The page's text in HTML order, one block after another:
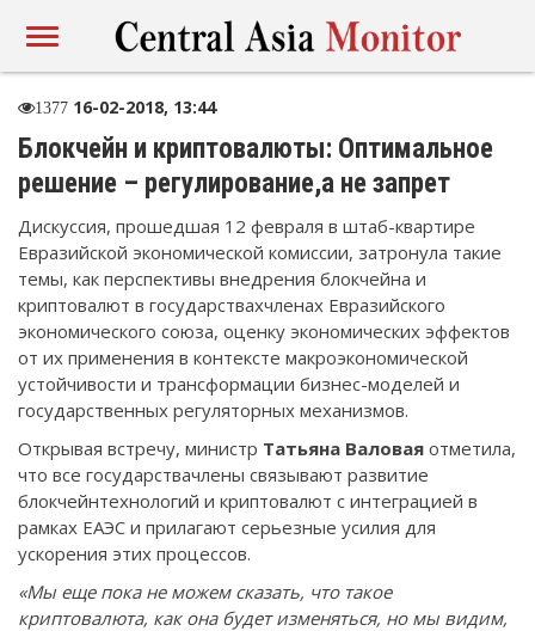
1377 16-02-2018, 13:44
Блокчейн и криптовалюты: Оптимальное
решение – регулирование,а не запрет
Дискуссия, прошедшая 12 февраля в штаб-квартире
Евразийской экономической комиссии, затронула такие
темы, как перспективы внедрения блокчейна и
криптовалют в государствахчленах Евразийского
экономического союза, оценку экономических эффектов
от их применения в контексте макроэкономической
устойчивости и трансформации бизнес-моделей и
государственных регуляторных механизмов.
Открывая встречу, министр Татьяна Валовая отметила,
что все государствачлены связывают развитие
блокчейнтехнологий и криптовалют с интеграцией в
рамках ЕАЭС и прилагают серьезные усилия для
ускорения этих процессов.
«Мы еще пока не можем сказать, что такое
криптовалюта, как она будет изменяться, но мы видим,